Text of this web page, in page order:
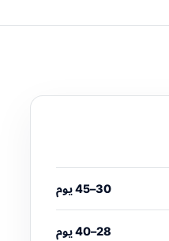
30–45 يوم
28–40 يوم